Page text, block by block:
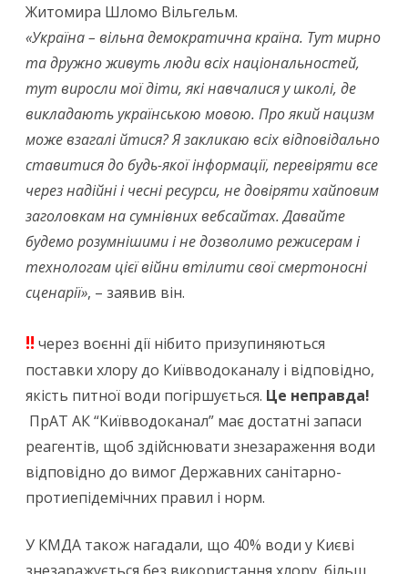
Житомира Шломо Вільгельм.
«Україна – вільна демократична країна. Тут мирно
та дружно живуть люди всіх національностей,
тут виросли мої діти, які навчалися у школі, де
викладають українською мовою. Про який нацизм
може взагалі йтися? Я закликаю всіх відповідально
ставитися до будь-якої інформації, перевіряти все
через надійні і чесні ресурси, не довіряти хайповим
заголовкам на сумнівних вебсайтах. Давайте
будемо розумнішими і не дозволимо режисерам і
технологам цієї війни втілити свої смертоносні
сценарії», – заявив він.
!! через воєнні дії нібито призупиняються
поставки хлору до Київводоканалу і відповідно,
якість питної води погіршується. Це неправда!
ПрАТ АК “Київводоканал” має достатні запаси
реагентів, щоб здійснювати знезараження води
відповідно до вимог Державних санітарно-
протиепідемічних правил і норм.
У КМДА також нагадали, що 40% води у Києві